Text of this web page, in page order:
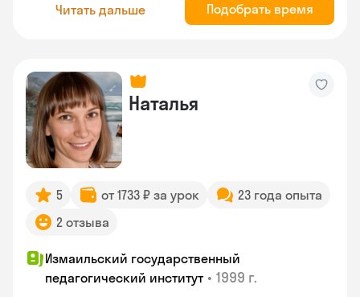
Читать дальше Подобрать время
Наталья
5 от 1733 ₽ за урок
23 года опыта
2 отзыва
Измаильский государственный
педагогический институт • 1999 г.